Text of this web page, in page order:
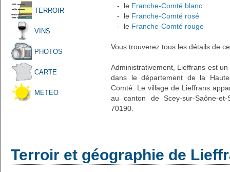
TERROIR
VINS
PHOTOS
CARTE
METEO
- le Franche-Comté blanc
- le Franche-Comté rosé
- le Franche-Comté rouge
Vous trouverez tous les détails de
Administrativement, Lieffrans est
dans le département de la
Comté. Le village de Lieffrans
au canton de Scey-sur-Saône-
70190.
Terroir et géographie de